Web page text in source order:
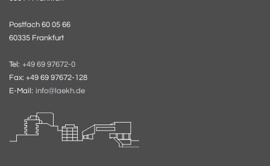
Postfach 60 05 66
60335 Frankfurt
Tel: +49 69 97672-0
Fax: +49 69 97672-128
E-Mail: info@laekh.de